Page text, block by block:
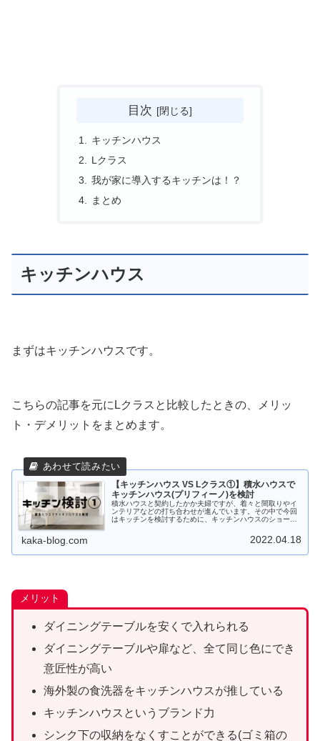
目次
キッチンハウス
Lクラス
我が家に導入するキッチンは！？
まとめ
キッチンハウス
まずはキッチンハウスです。
こちらの記事を元にLクラスと比較したときの、メリッ
ト・デメリットをまとめます。
【キッチンハウス VS Lクラス①】積水ハウスで
キッチンハウス(プリフィーノ)を検討
積水ハウスと契約したかか夫婦ですが、着々と間取りやイ
ンテリアなどの打ち合わせが進んでいます。その中で今回
はキッチンを検討するために、キッチンハウスのショール
kaka-blog.com 2022.04.18
メリット
ダイニングテーブルを安くで入れられる
ダイニングテーブルや扉など、全て同じ色にでき
意匠性が高い
海外製の食洗器をキッチンハウスが推している
キッチンハウスというブランド力
シンク下の収納をなくすことができる(ゴミ箱の